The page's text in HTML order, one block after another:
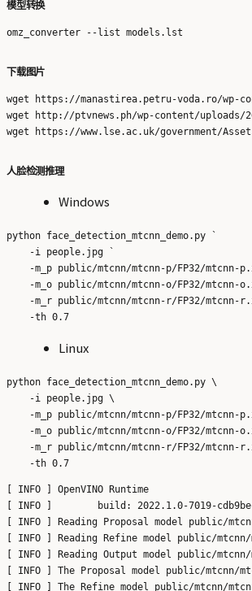
模型转换
下载图片
wget https://manastirea.petru-voda.ro/wp-
wget http://ptvnews.ph/wp-content/uploads/
人脸检测推理
Windows
python face_detection_mtcnn_demo.py `
    -i people.jpg `
-m_p public/mtcnn/mtcnn-p/FP32/mtcnn-
-m_o public/mtcnn/mtcnn-o/FP32/mtcnn-
-m_r public/mtcnn/mtcnn-r/FP32/mtcnn-
Linux
python face_detection_mtcnn_demo.py \
    -i people.jpg \
-m_p public/mtcnn/mtcnn-p/FP32/mtcnn-
-m_o public/mtcnn/mtcnn-o/FP32/mtcnn-
-m_r public/mtcnn/mtcnn-r/FP32/mtcnn-
[ INFO ] OpenVINO Runtime
[ INFO ] 	build: 2022.1.0-7019-cdb9bec7210-releases/2022/1
[ INFO ] Reading Proposal model public/
[ INFO ] Reading Refine model public/
[ INFO ] Reading Output model public/mtcnn/
[ INFO ] The Proposal model public/mtcnn/
[ INFO ] The Refine model public/mtcnn/